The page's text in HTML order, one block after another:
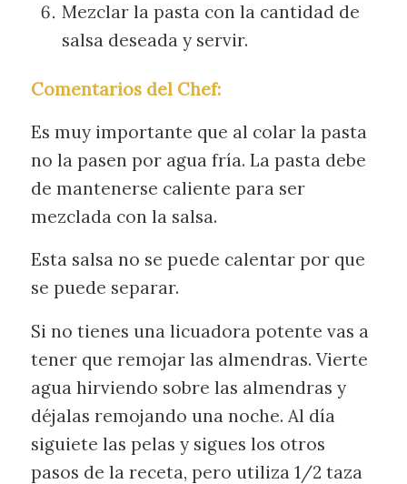
Mezclar la pasta con la cantidad de
salsa deseada y servir.
Comentarios del Chef:
Es muy importante que al colar la pasta
no la pasen por agua fría. La pasta debe
de mantenerse caliente para ser
mezclada con la salsa.
Esta salsa no se puede calentar por que
se puede separar.
Si no tienes una licuadora potente vas a
tener que remojar las almendras. Vierte
agua hirviendo sobre las almendras y
déjalas remojando una noche. Al día
siguiete las pelas y sigues los otros
pasos de la receta, pero utiliza 1/2 taza